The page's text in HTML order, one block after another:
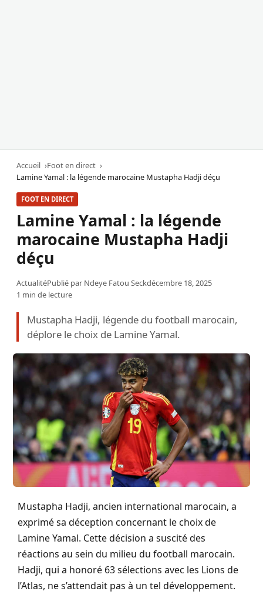
Accueil
Foot en direct
Lamine Yamal : la légende marocaine Mustapha Hadji déçu
FOOT EN DIRECT
Lamine Yamal : la légende
marocaine Mustapha Hadji
déçu
ActualitéPublié par Ndeye Fatou Seckdécembre 18, 2025
1 min de lecture
Mustapha Hadji, légende du football marocain,
déplore le choix de Lamine Yamal.
Mustapha Hadji, ancien international marocain, a
exprimé sa déception concernant le choix de
Lamine Yamal. Cette décision a suscité des
réactions au sein du milieu du football marocain.
Hadji, qui a honoré 63 sélections avec les Lions de
l’Atlas, ne s’attendait pas à un tel développement.